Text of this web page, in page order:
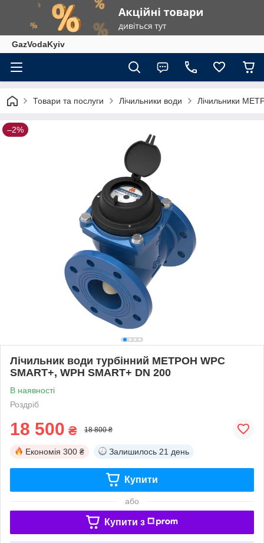
GazVodaKyiv
Товари та послуги Лічильники води Лічильники
–2%
Лічильник води турбінний МЕТРОН WPC
SMART+, WPH SMART+ DN 200
В наявності
Роздріб
18 500 ₴ 18 800 ₴
Економія 300 ₴ Залишилось 21 день
Купити
або
Купити з